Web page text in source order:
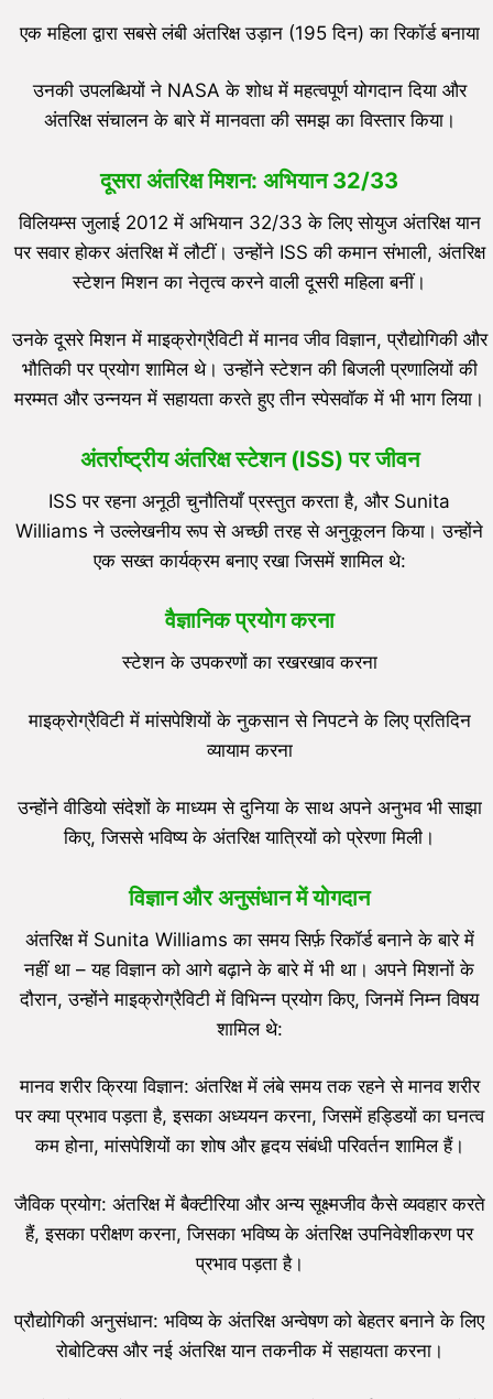
एक महिला द्वारा सबसे लंबी अंतरिक्ष उड़ान (195 दिन) का रिकॉर्ड बनाया
उनकी उपलब्धियों ने NASA के शोध में महत्वपूर्ण योगदान दिया और
अंतरिक्ष संचालन के बारे में मानवता की समझ का विस्तार किया।
दूसरा अंतरिक्ष मिशन: अभियान32/33
विलियम्स जुलाई 2012 में अभियान 32/33 के लिए सोयुज अंतरिक्ष यान
पर सवार होकर अंतरिक्ष में लौटीं। उन्होंने ISS की कमान संभाली, अंतरिक्ष
स्टेशन मिशन का नेतृत्व करने वाली दूसरी महिला बनीं।
उनके दूसरे मिशन में माइक्रोग्रैविटी में मानव जीव विज्ञान, प्रौद्योगिकी और
भौतिकी पर प्रयोग शामिल थे। उन्होंने स्टेशन की बिजली प्रणालियों की
मरम्मत और उन्नयन में सहायता करते हुए तीन स्पेसवॉक में भी भाग लिया।
अंतर्राष्ट्रीय अंतरिक्ष स्टेशन (ISS)पर जीवन
ISS पर रहना अनूठी चुनौतियाँ प्रस्तुत करता है, और Sunita
Williams ने उल्लेखनीय रूप से अच्छी तरह से अनुकूलन किया। उन्होंने
एक सख्त कार्यक्रम बनाए रखा जिसमें शामिल थे:
वैज्ञानिक प्रयोग करना
स्टेशन के उपकरणों का रखरखाव करना
माइक्रोग्रैविटी में मांसपेशियों के नुकसान से निपटने के लिए प्रतिदिन
व्यायाम करना
उन्होंने वीडियो संदेशों के माध्यम से दुनिया के साथ अपने अनुभव भी साझा
किए, जिससे भविष्य के अंतरिक्ष यात्रियों को प्रेरणा मिली।
विज्ञान और अनुसंधान में योगदान
अंतरिक्ष में Sunita Williams का समय सिर्फ़ रिकॉर्ड बनाने के बारे में
नहीं था – यह विज्ञान को आगे बढ़ाने के बारे में भी था। अपने मिशनों के
दौरान, उन्होंने माइक्रोग्रैविटी में विभिन्न प्रयोग किए, जिनमें निम्न विषय
शामिल थे:
मानव शरीर क्रिया विज्ञान: अंतरिक्ष में लंबे समय तक रहने से मानव शरीर
पर क्या प्रभाव पड़ता है, इसका अध्ययन करना, जिसमें हड्डियों का घनत्व
कम होना, मांसपेशियों का शोष और हृदय संबंधी परिवर्तन शामिल हैं।
जैविक प्रयोग: अंतरिक्ष में बैक्टीरिया और अन्य सूक्ष्मजीव कैसे व्यवहार करते
हैं, इसका परीक्षण करना, जिसका भविष्य के अंतरिक्ष उपनिवेशीकरण पर
प्रभाव पड़ता है।
प्रौद्योगिकी अनुसंधान: भविष्य के अंतरिक्ष अन्वेषण को बेहतर बनाने के लिए
रोबोटिक्स और नई अंतरिक्ष यान तकनीक में सहायता करना।